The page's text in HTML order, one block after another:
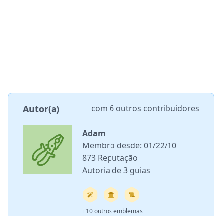
Autor(a) com 6 outros contribuidores
Adam
Membro desde: 01/22/10
873 Reputação
Autoria de 3 guias
+10 outros emblemas